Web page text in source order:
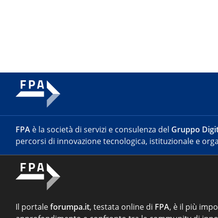
FPA è la società di servizi e consulenza del Gruppo
percorsi di innovazione tecnologica, istituzionale e
Il portaleforumpa.it, testata online di FPA, è il più